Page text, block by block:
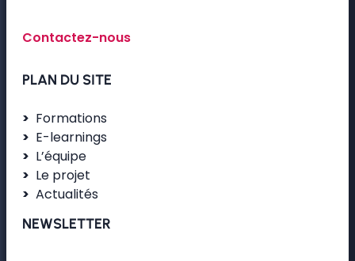
Contactez-nous
PLAN DU SITE
Formations
E-learnings
L’équipe
Le projet
Actualités
NEWSLETTER